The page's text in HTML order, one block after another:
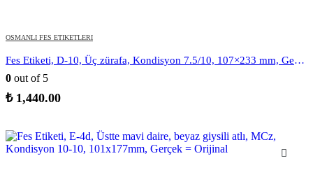
OSMANLI FES ETIKETLERI
Fes Etiketi, D-10, Üç zürafa, Kondisyon 7.5/10, 107×233 mm, Gerçek = Orijinal
0 out of 5
₺1,440.00